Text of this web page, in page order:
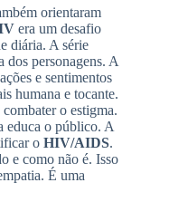
orientaram
era um desafio
diária. A série
dos personagens. A
e sentimentos
humana e tocante.
o estigma.
educa o público. A
o HIV/AIDS.
e como não é. Isso
É uma